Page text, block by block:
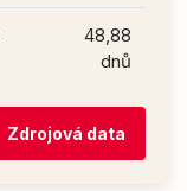
48,88
dnů
Zdrojová data